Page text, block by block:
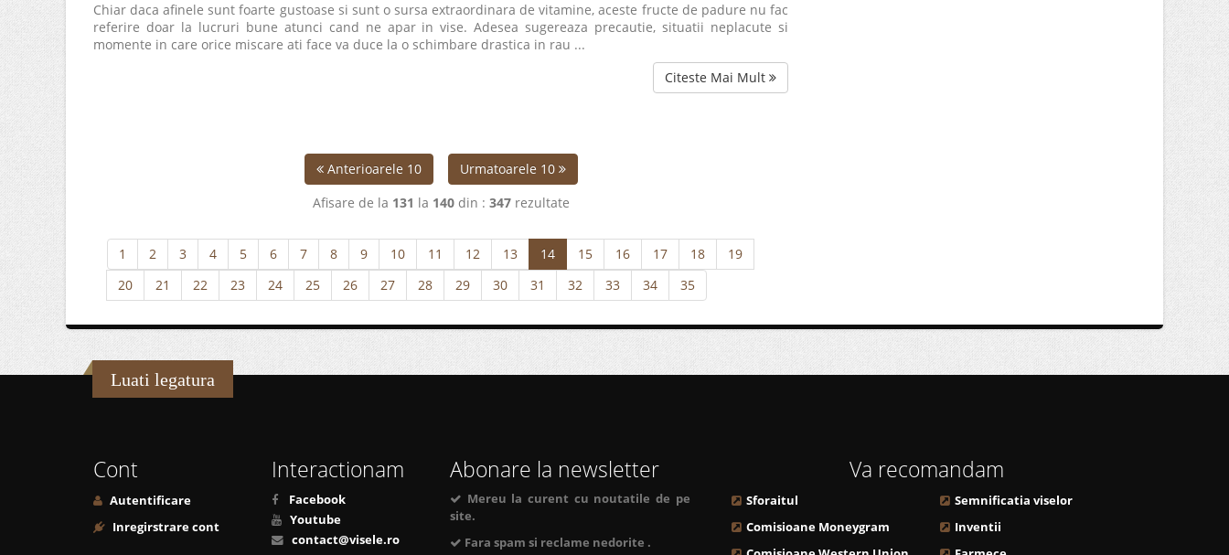
Chiar daca afinele sunt foarte gustoase si sunt o sursa extraordinara de vitamine, aceste fructe de padure nu fac
referire doar la lucruri bune atunci cand ne apar in vise. Adesea sugereaza precautie, situatii neplacute si
momente in care orice miscare ati face va duce la o schimbare drastica in rau ...
Citeste Mai Mult
Anterioarele 10
Urmatoarele 10
Afisare de la 131 la 140din : 347rezultate
1 2 3 4 5 6 7 8 9 10 11 12 13 14 15 16 17 18
19
20
21 22 23 24 25 26 27 28 29 30 31 32 33 34 35
Luati legatura
Cont
Autentificare
Inregirstrare cont
Interactionam
Facebook
Youtube
contact@visele.ro
Abonare la newsletter
Mereu la curent cu noutatile de pe
site.
Fara spam si reclame nedorite .
Va recomandam
Sforaitul
Comisioane Moneygram
Semnificatia viselor
Inventii